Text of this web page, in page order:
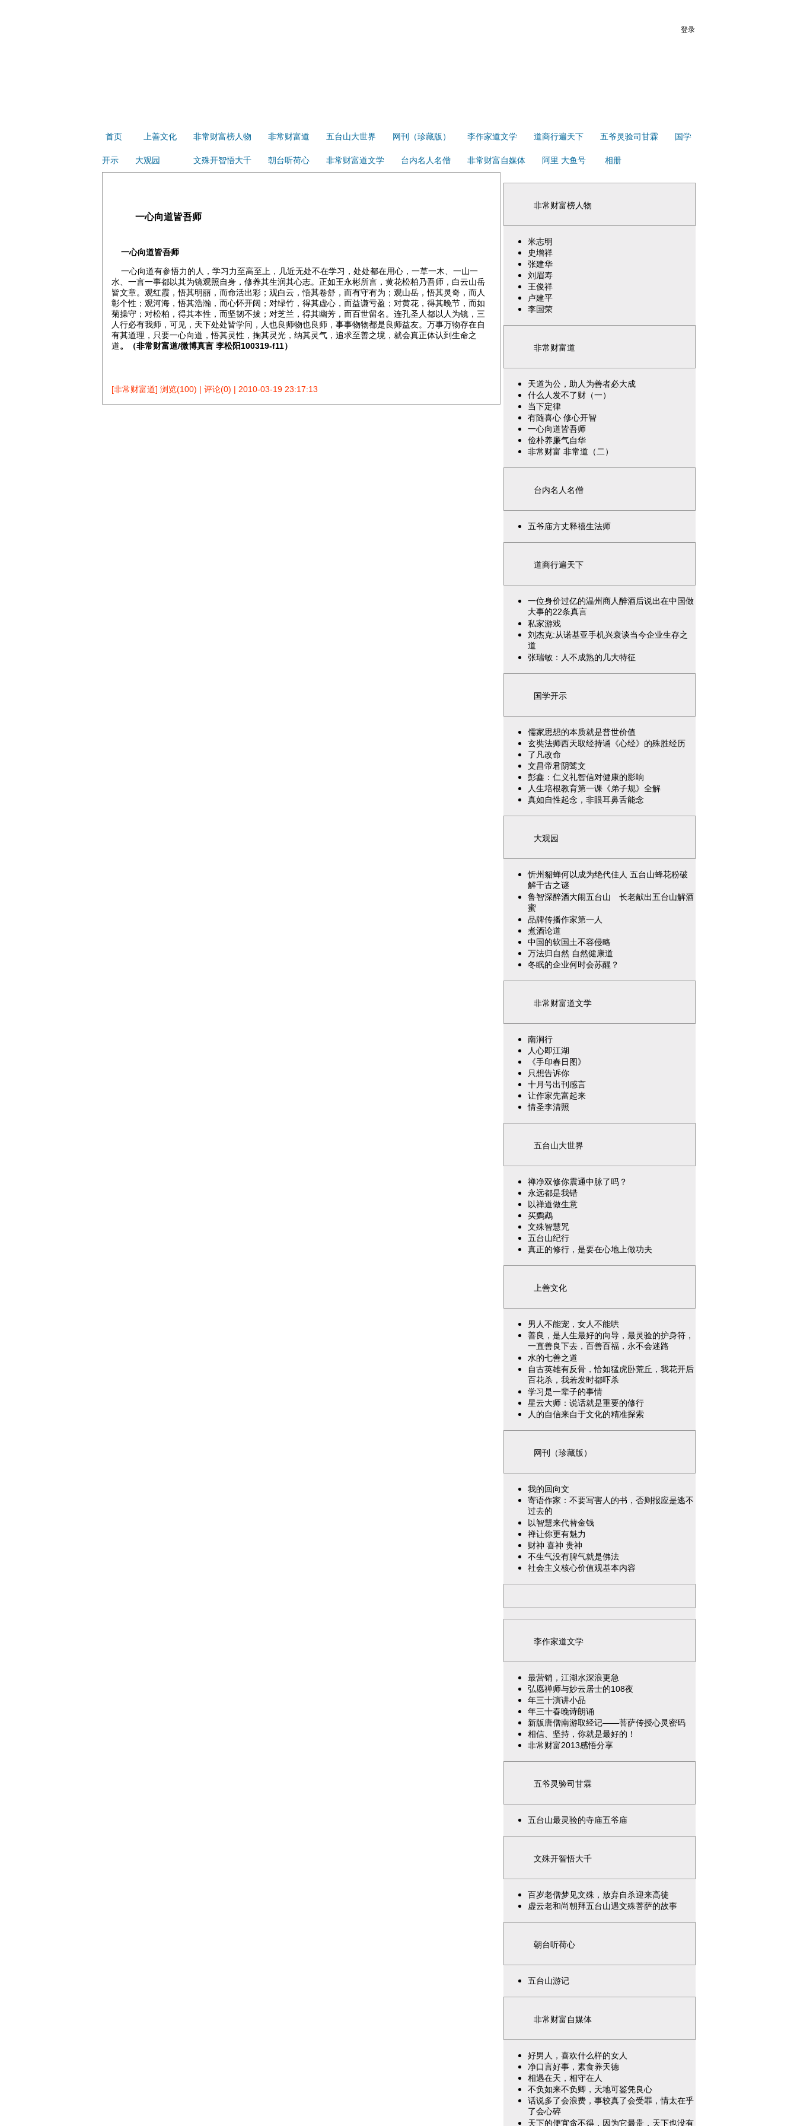
登录
首页 上善文化 非常财富榜人物 非常财富道 五台山大世界 网刊（珍藏版） 李作家道文学 道商行遍天下 五爷灵验司甘霖 国学
开示 大观园 文殊开智悟大千 朝台听荷心 非常财富道文学 台内名人名僧 非常财富自媒体 阿里 大鱼号 相册
一心向道皆吾师
一心向道皆吾师
一心向道有参悟力的人，学习力至高至上，几近无处不在学习，处处都在用心，一草一木、一山一
水、一言一事都以其为镜观照自身，修养其生润其心志。正如王永彬所言，黄花松柏乃吾师，白云山岳
皆文章。观红霞，悟其明丽，而命活出彩；观白云，悟其卷舒，而有守有为；观山岳，悟其灵奇，而人
彰个性；观河海，悟其浩瀚，而心怀开阔；对绿竹，得其虚心，而益谦亏盈；对黄花，得其晚节，而如
菊操守；对松柏，得其本性，而坚韧不拔；对芝兰，得其幽芳，而百世留名。连孔圣人都以人为镜，三
人行必有我师，可见，天下处处皆学问，人也良师物也良师，事事物物都是良师益友。万事万物存在自
有其道理，只要一心向道，悟其灵性，掬其灵光，纳其灵气，追求至善之境，就会真正体认到生命之
道。（非常财富道/微博真言 李松阳100319-f11）
[非常财富道] 浏览(100) | 评论(0) | 2010-03-19 23:17:13
非常财富榜人物
米志明
史增祥
张建华
刘眉寿
王俊祥
卢建平
李国荣
非常财富道
天道为公，助人为善者必大成
什么人发不了财（一）
当下定律
有随喜心 修心开智
一心向道皆吾师
俭朴养廉气自华
非常财富 非常道（二）
台内名人名僧
五爷庙方丈释禧生法师
道商行遍天下
一位身价过亿的温州商人醉酒后说出在中国做
大事的22条真言
私家游戏
刘杰克:从诺基亚手机兴衰谈当今企业生存之
道
张瑞敏：人不成熟的几大特征
国学开示
儒家思想的本质就是普世价值
玄奘法师西天取经持诵《心经》的殊胜经历
了凡改命
文昌帝君阴骘文
彭鑫：仁义礼智信对健康的影响
人生培根教育第一课《弟子规》全解
真如自性起念，非眼耳鼻舌能念
大观园
忻州貂蝉何以成为绝代佳人 五台山蜂花粉破
解千古之谜
鲁智深醉酒大闹五台山 长老献出五台山解酒
蜜
品牌传播作家第一人
煮酒论道
中国的软国土不容侵略
万法归自然 自然健康道
冬眠的企业何时会苏醒？
非常财富道文学
南涧行
人心即江湖
《手印春日图》
只想告诉你
十月号出刊感言
让作家先富起来
情圣李清照
五台山大世界
禅净双修你震通中脉了吗？
永远都是我错
以禅道做生意
买鹦鹉
文殊智慧咒
五台山纪行
真正的修行，是要在心地上做功夫
上善文化
男人不能宠，女人不能哄
善良，是人生最好的向导，最灵验的护身符，
一直善良下去，百善百福，永不会迷路
水的七善之道
自古英雄有反骨，恰如猛虎卧荒丘，我花开后
百花杀，我若发时都吓杀
学习是一辈子的事情
星云大师：说话就是重要的修行
人的自信来自于文化的精准探索
网刊（珍藏版）
我的回向文
寄语作家：不要写害人的书，否则报应是逃不
过去的
以智慧来代替金钱
禅让你更有魅力
财神 喜神 贵神
不生气没有脾气就是佛法
社会主义核心价值观基本内容
李作家道文学
最营销，江湖水深浪更急
弘愿禅师与妙云居士的108夜
年三十演讲小品
年三十春晚诗朗诵
新版唐僧南游取经记——菩萨传授心灵密码
相信、坚持，你就是最好的！
非常财富2013感悟分享
五爷灵验司甘霖
五台山最灵验的寺庙五爷庙
文殊开智悟大千
百岁老僧梦见文殊，放弃自杀迎来高徒
虚云老和尚朝拜五台山遇文殊菩萨的故事
朝台听荷心
五台山游记
非常财富自媒体
好男人，喜欢什么样的女人
净口言好事，素食养天德
相遇在天，相守在人
不负如来不负卿，天地可鉴凭良心
话说多了会浪费，事较真了会受罪，情太在乎
了会心碎
天下的便宜贪不得，因为它最贵，天下也没有